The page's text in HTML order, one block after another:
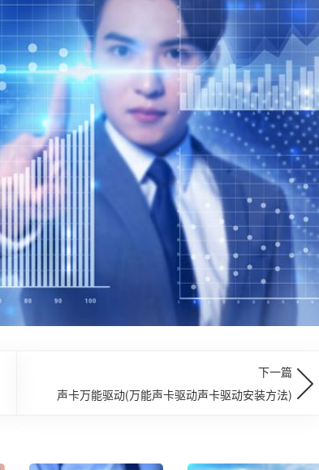
下一篇
声卡万能驱动(万能声卡驱动声卡驱动安装方法)